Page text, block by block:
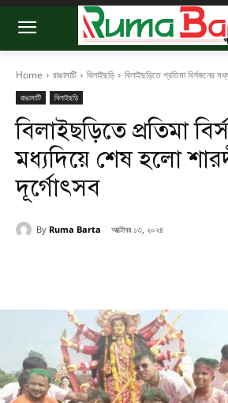
Home রাঙামাটি বিলাইছড়ি বিলাইছড়িতে প্রতিমা বির্সজনের
রাঙামাটি বিলাইছড়ি
বিলাইছড়িতে প্রতিমা
মধ্যদিয়ে শেষ হলো
দূর্গোৎসব
By Ruma Barta অক্টোবর ১৩, ২০২৪